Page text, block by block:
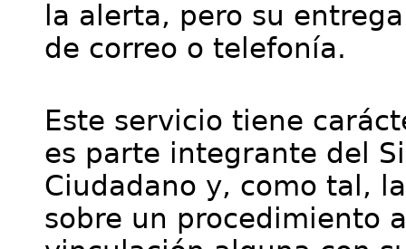
la alerta, pero su
de correo o telefonía.
Este servicio tiene
es parte integrante del
Ciudadano y, como tal,
sobre un procedimiento